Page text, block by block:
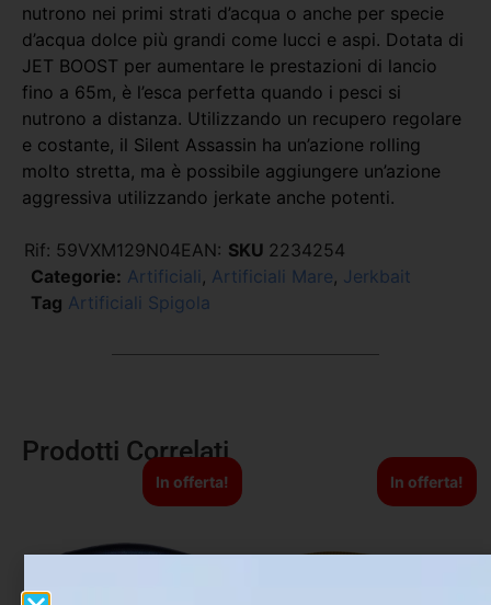
nutrono nei primi strati d’acqua o anche per specie
d’acqua dolce più grandi come lucci e aspi. Dotata di
JET BOOST per aumentare le prestazioni di lancio
fino a 65m, è l’esca perfetta quando i pesci si
nutrono a distanza. Utilizzando un recupero regolare
e costante, il Silent Assassin ha un’azione rolling
molto stretta, ma è possibile aggiungere un’azione
aggressiva utilizzando jerkate anche potenti.
Rif: 59VXM129N04EAN: SKU 2234254
Categorie: Artificiali , Artificiali Mare, Jerkbait
Tag Artificiali Spigola
Prodotti Correlati
In offerta! In offerta!